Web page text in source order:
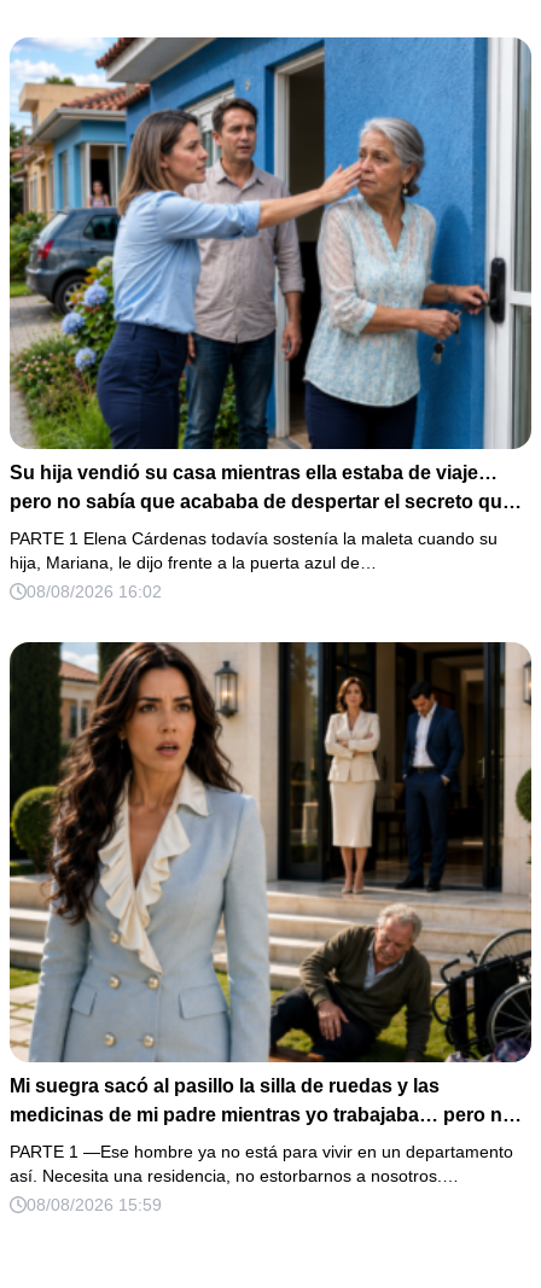
Su hija vendió su casa mientras ella estaba de viaje…
pero no sabía que acababa de despertar el secreto que
su padre dejó antes de morir
PARTE 1 Elena Cárdenas todavía sostenía la maleta cuando su
hija, Mariana, le dijo frente a la puerta azul de…
08/08/2026 16:02
Mi suegra sacó al pasillo la silla de ruedas y las
medicinas de mi padre mientras yo trabajaba… pero no
sabía que él era dueño de la casa y que su hijo acabaría
perdiéndolo todo
PARTE 1 —Ese hombre ya no está para vivir en un departamento
así. Necesita una residencia, no estorbarnos a nosotros.…
08/08/2026 15:59